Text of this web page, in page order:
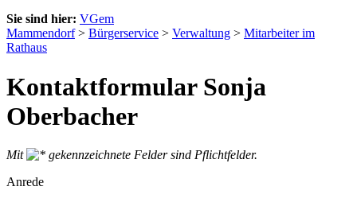
Sie sind hier: VGem
Mammendorf> Bürgerservice > Verwaltung > Mitarbeiter im
Rathaus
Kontaktformular Sonja
Oberbacher
Mit
gekennzeichnete Felder sind Pflichtfelder.
Anrede